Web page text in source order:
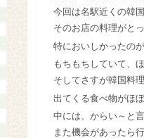
今回は名駅近くの韓
そのお店の料理がと
特においしかったのが
もちもちしていて、
そしてさすが韓国料理
出てくる食べ物がほぼ
中には、からい～と
また機会があったら